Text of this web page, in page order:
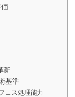
新
基準
ェス処理能力